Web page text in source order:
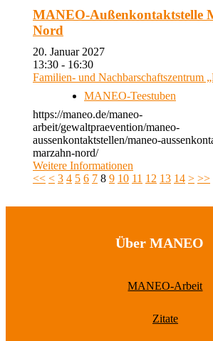
MANEO-Außenkontaktstelle
Nord
20. Januar 2027
13:30 - 16:30
Familien- und Nachbarschaftszentrum
MANEO-Teestuben
https://maneo.de/maneo-
arbeit/gewaltpraevention/maneo-
aussenkontaktstellen/maneo-
marzahn-nord/
Weitere Informationen
<< < 3 4 5 6 7 8 9 10 11 12 13 14 > >>
Über MANEO
MANEO-Arbeit
Zitate